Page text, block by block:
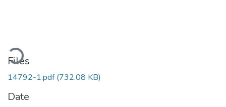
Files
14792-1.pdf(732.08 KB)
Date